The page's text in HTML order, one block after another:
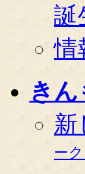
誕
情
き
新
ー